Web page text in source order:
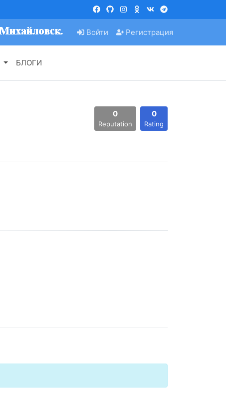
Войти Регистрация
БЛОГИ
0
Reputation
0
Rating